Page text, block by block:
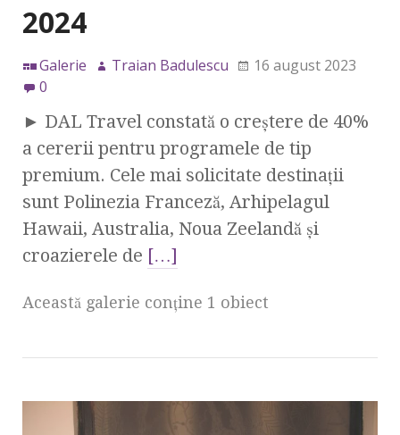
2024
Galerie Traian Badulescu
16 august 2023
0
► DAL Travel constată o creștere de 40%
a cererii pentru programele de tip
premium. Cele mai solicitate destinații
sunt Polinezia Franceză, Arhipelagul
Hawaii, Australia, Noua Zeelandă și
croazierele de […]
Această galerie conţine 1 obiect